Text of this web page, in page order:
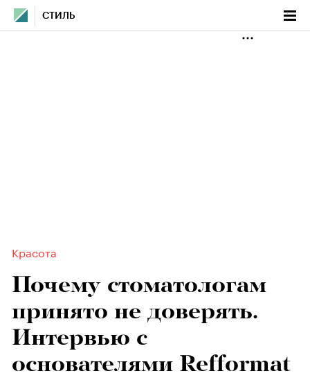
СТИЛЬ
Красота
Почему стоматологам
принято не доверять.
Интервью с
основателями Refformat